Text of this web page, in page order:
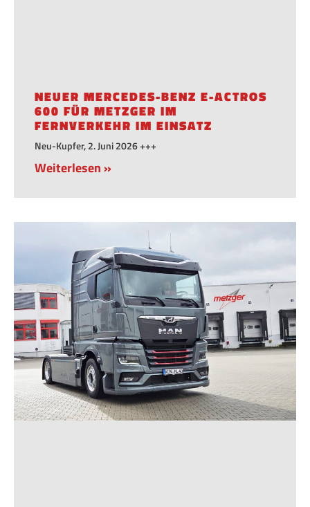
NEUER MERCEDES-BENZ E-ACTROS
600 FÜR METZGER IM
FERNVERKEHR IM EINSATZ
Neu-Kupfer, 2. Juni 2026 +++
Weiterlesen »